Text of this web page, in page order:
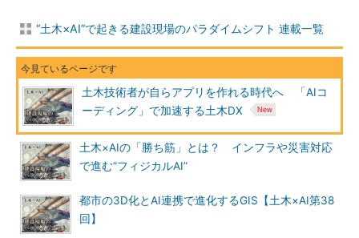
“土木×AI”で起きる建設現場のパラダイムシフト 連載一覧
土木技術者が自らアプリを作れる時代へ 「AIコ
ーディング」で加速する土木DX
土木×AIの「勝ち筋」とは？ インフラや災害対応
で進む“フィジカルAI”
都市の3D化とAI連携で進化するGIS【土木×AI第38
回】